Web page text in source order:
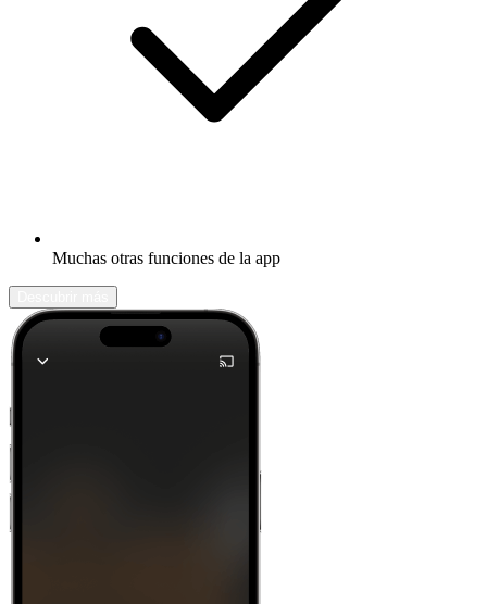
Muchas otras funciones de la app